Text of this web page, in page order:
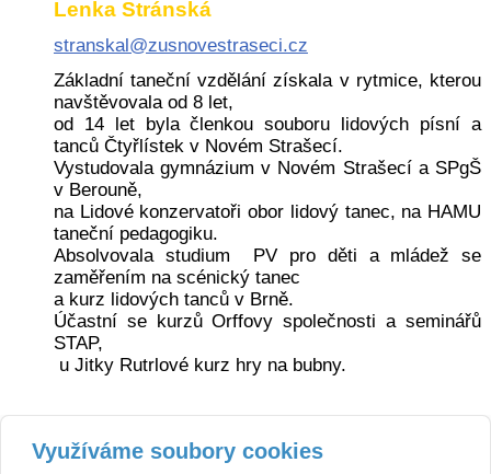
Lenka Stránská
stranskal@zusnovestraseci.cz
Základní taneční vzdělání získala v rytmice, kterou
navštěvovala od 8 let,
od 14 let byla členkou souboru lidových písní a
tanců Čtyřlístek v Novém Strašecí.
Vystudovala gymnázium v Novém Strašecí a SPgŠ
v Berouně,
na Lidové konzervatoři obor lidový tanec, na HAMU
taneční pedagogiku.
Absolvovala studium PV pro děti a mládež se
zaměřením na scénický tanec
a kurz lidových tanců v Brně.
Účastní se kurzů Orffovy společnosti a seminářů
STAP,
u Jitky Rutrlové kurz hry na bubny.
Využíváme soubory cookies